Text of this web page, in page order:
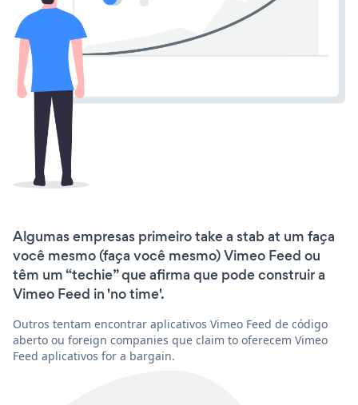
Algumas empresas primeiro take a stab at um faça
você mesmo (faça você mesmo) Vimeo Feed ou
têm um “techie” que afirma que pode construir a
Vimeo Feed in 'no time'.
Outros tentam encontrar aplicativos Vimeo Feed de código
aberto ou foreign companies que claim to oferecem Vimeo
Feed aplicativos for a bargain.